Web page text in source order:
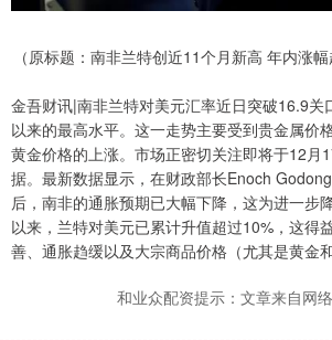
（原标题：南非兰特创近11个月新高 年内涨
金吾财讯|南非兰特对美元汇率近日突破16.9关
以来的最高水平。这一走势主要受到贵金属价
黄金价格的上涨。市场正密切关注即将于12月
据。最新数据显示，在财政部长Enoch
后，南非的通胀预期已大幅下降，这为进一步
以来，兰特对美元已累计升值超过10%，这得
善、通胀趋缓以及大宗商品价格（尤其是黄金
和业众配资提示：文章来自网